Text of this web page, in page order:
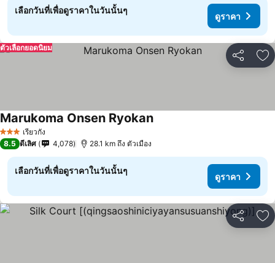
เลือกวันที่เพื่อดูราคาในวันนั้นๆ
ดูราคา
แชร์ เ
ตัวเลือกยอดนิยม
3 ดาว เรียวกัง
Marukoma Onsen Ryokan
8.5 ดีเลิศ 4,078 28.1 km ถึง ตัวเมือง
เลือกวันที่เพื่อดูราคาในวันนั้นๆ
ดูราคา
แชร์ เ